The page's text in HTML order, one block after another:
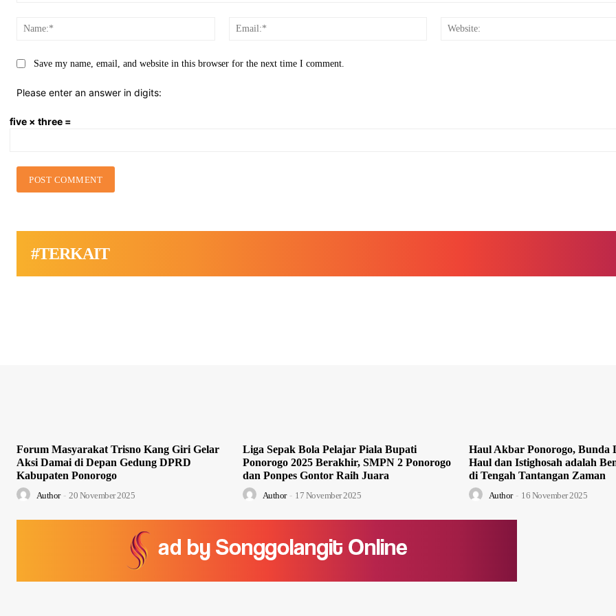
Name:*
Email:*
Save my name, email, and website in this browser for the next time I comment.
Please enter an answer in digits:
five × three =
#TERKAIT
Forum Masyarakat Trisno Kang Giri Gelar
Aksi Damai di Depan Gedung DPRD
Kabupaten Ponorogo
Author - 20 November 2025
Liga Sepak Bola Pelajar Piala Bupati
Ponorogo 2025 Berakhir, SMPN 2 Ponorogo
dan Ponpes Gontor Raih Juara
Author - 17 November 2025
Haul Akbar Ponorogo, Bunda
Haul dan Istighosah adalah
di Tengah Tantangan Zaman
Author - 16 November 2025